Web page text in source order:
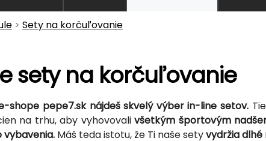
Sety na korčuľovanie
sety na korčuľovanie
shope pepe7.sk nájdeš skvelý výber in-line setov.
na trhu, aby vyhovovalivšetkým športovým
Máš teda istotu, že Ti naše setyvydržia dlhé